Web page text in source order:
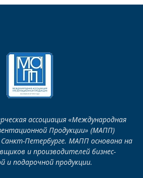
ассоциация «Международная
Продукции» (МАПП)
Петербурге. МАПП основана на
и производителей бизнес-
и подарочной продукции.